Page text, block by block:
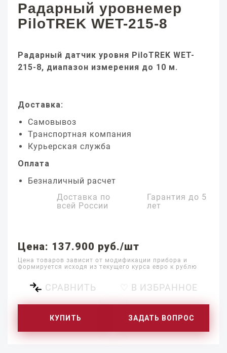
Радарный уровнемер
PiloTREK WET-215-8
Радарный датчик уровня PiloTREK WET-
215-8, диапазон измерения до 10 м.
Доставка:
Самовывоз
Транспортная компания
Курьерская служба
Оплата
Безналичный расчет
Доставка по
всей России
Гарантия до 5
лет
Цена: 137.900 руб./шт
Цена товаров зависит от модификации прибора и
формируется исходя из текущего курса евро к рублю
СРАВНИТЬ ♡ В ИЗБРАННОЕ
КУПИТЬ ЗАДАТЬ ВОПРОС